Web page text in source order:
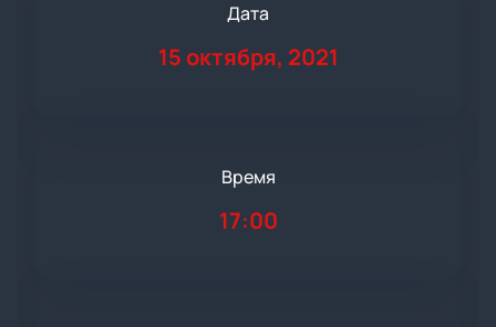
Дата
15 октября, 2021
Время
17:00